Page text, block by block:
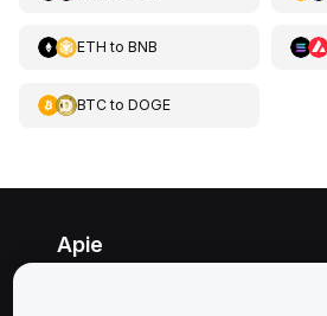
ETH to BNB
BTCto DOGE
Apie